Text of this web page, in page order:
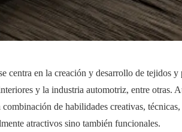
centra en la creación y desarrollo de tejidos y
y la industria automotriz, entre otras.
de habilidades creativas,
atractivos sino también funcionales.